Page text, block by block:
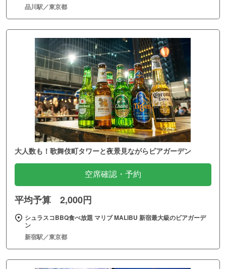
品川駅／東京都
大人数も！歌舞伎町タワーと夜景見ながらビアガーデン
空席確認・予約
平均予算 2,000円
シュラスコBBQ食べ放題 マリブ MALIBU 新宿最大級のビアガーデ
ン
新宿駅／東京都